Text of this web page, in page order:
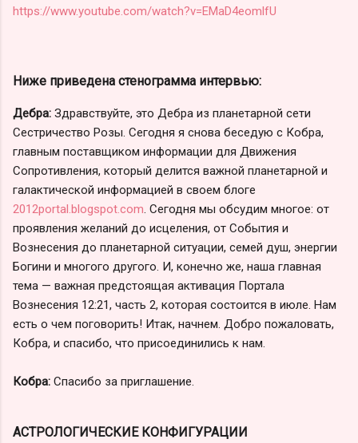
https://www.youtube.com/watch?v=EMaD4eomlfU
Ниже приведена стенограмма интервью:
Дебра: Здравствуйте, это Дебра из планетарной сети
Сестричество Розы. Сегодня я снова беседую с Кобра,
главным поставщиком информации для Движения
Сопротивления, который делится важной планетарной и
галактической информацией в своем блоге
2012portal.blogspot.com. Сегодня мы обсудим многое: от
проявления желаний до исцеления, от События и
Вознесения до планетарной ситуации, семей душ, энергии
Богини и многого другого. И, конечно же, наша главная
тема — важная предстоящая активация Портала
Вознесения 12:21, часть 2, которая состоится в июле. Нам
есть о чем поговорить! Итак, начнем. Добро пожаловать,
Кобра, и спасибо, что присоединились к нам.
Кобра: Спасибо за приглашение.
АСТРОЛОГИЧЕСКИЕ КОНФИГУРАЦИИ